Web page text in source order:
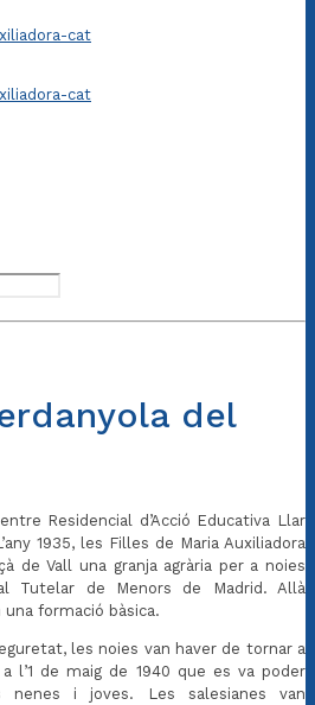
del
Residencial d’Acció Educativa Llar
1935, les Filles de Maria Auxiliadora
de Vall una granja agrària per a noies
Tutelar de Menors de Madrid. Allà
formació bàsica.
les noies van haver de tornar a
l’1 de maig de 1940 que es va poder
nenes i joves. Les salesianes van